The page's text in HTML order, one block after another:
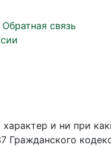
Обратная связь
и ни при
Гражданского